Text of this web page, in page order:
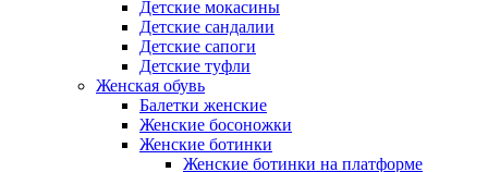
Детские мокасины
Детские сандалии
Детские сапоги
Детские туфли
Женская обувь
Балетки женские
Женские босоножки
Женские ботинки
Женские ботинки на платформе